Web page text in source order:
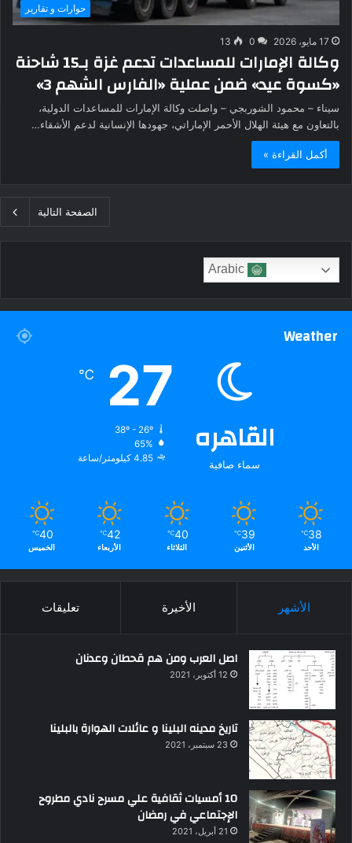
حوارات و تقارير
17 مايو، 2026 0
13
وكالة الإمارات للمساعدات تدعم غزة بـ15 شاحنة
«كسوة عيد» ضمن عملية «الفارس الشهم 3»
سيناء – محمود الشوربجي – واصلت وكالة الإمارات للمساعدات الدولية،
بالتعاون مع هيئة الهلال الأحمر الإماراتي، جهودها الإنسانية لدعم الأشقاء…
أكمل القراءة »
الصفحة التالية
Weather
القاهره
سماء صافية
27
℃
38º - 26º
65%
4.85 كيلومتر/ساعة
38
℃
الأحد
39
℃
الأثنين
40
℃
الثلاثاء
42
℃
الأربعاء
40
℃
الخميس
الأشهر الأخيرة تعليقات
اصل العرب ومن هم قحطان وعدنان
12 أكتوبر، 2021
تاريخ مدينه البلينا و عائلات الهوارة بالبلينا
23 سبتمبر، 2021
10 أمسيات ثقافية علي مسرح نادي مطروح
الإجتماعي في رمضان
21 أبريل، 2021